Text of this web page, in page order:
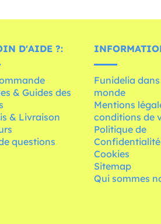
D'AIDE ?:
& Guides des
& Livraison
questions
Funidelia
monde
Mentions
conditions de
Politique de
Confidentialité
Cookies
Sitemap
Qui sommes